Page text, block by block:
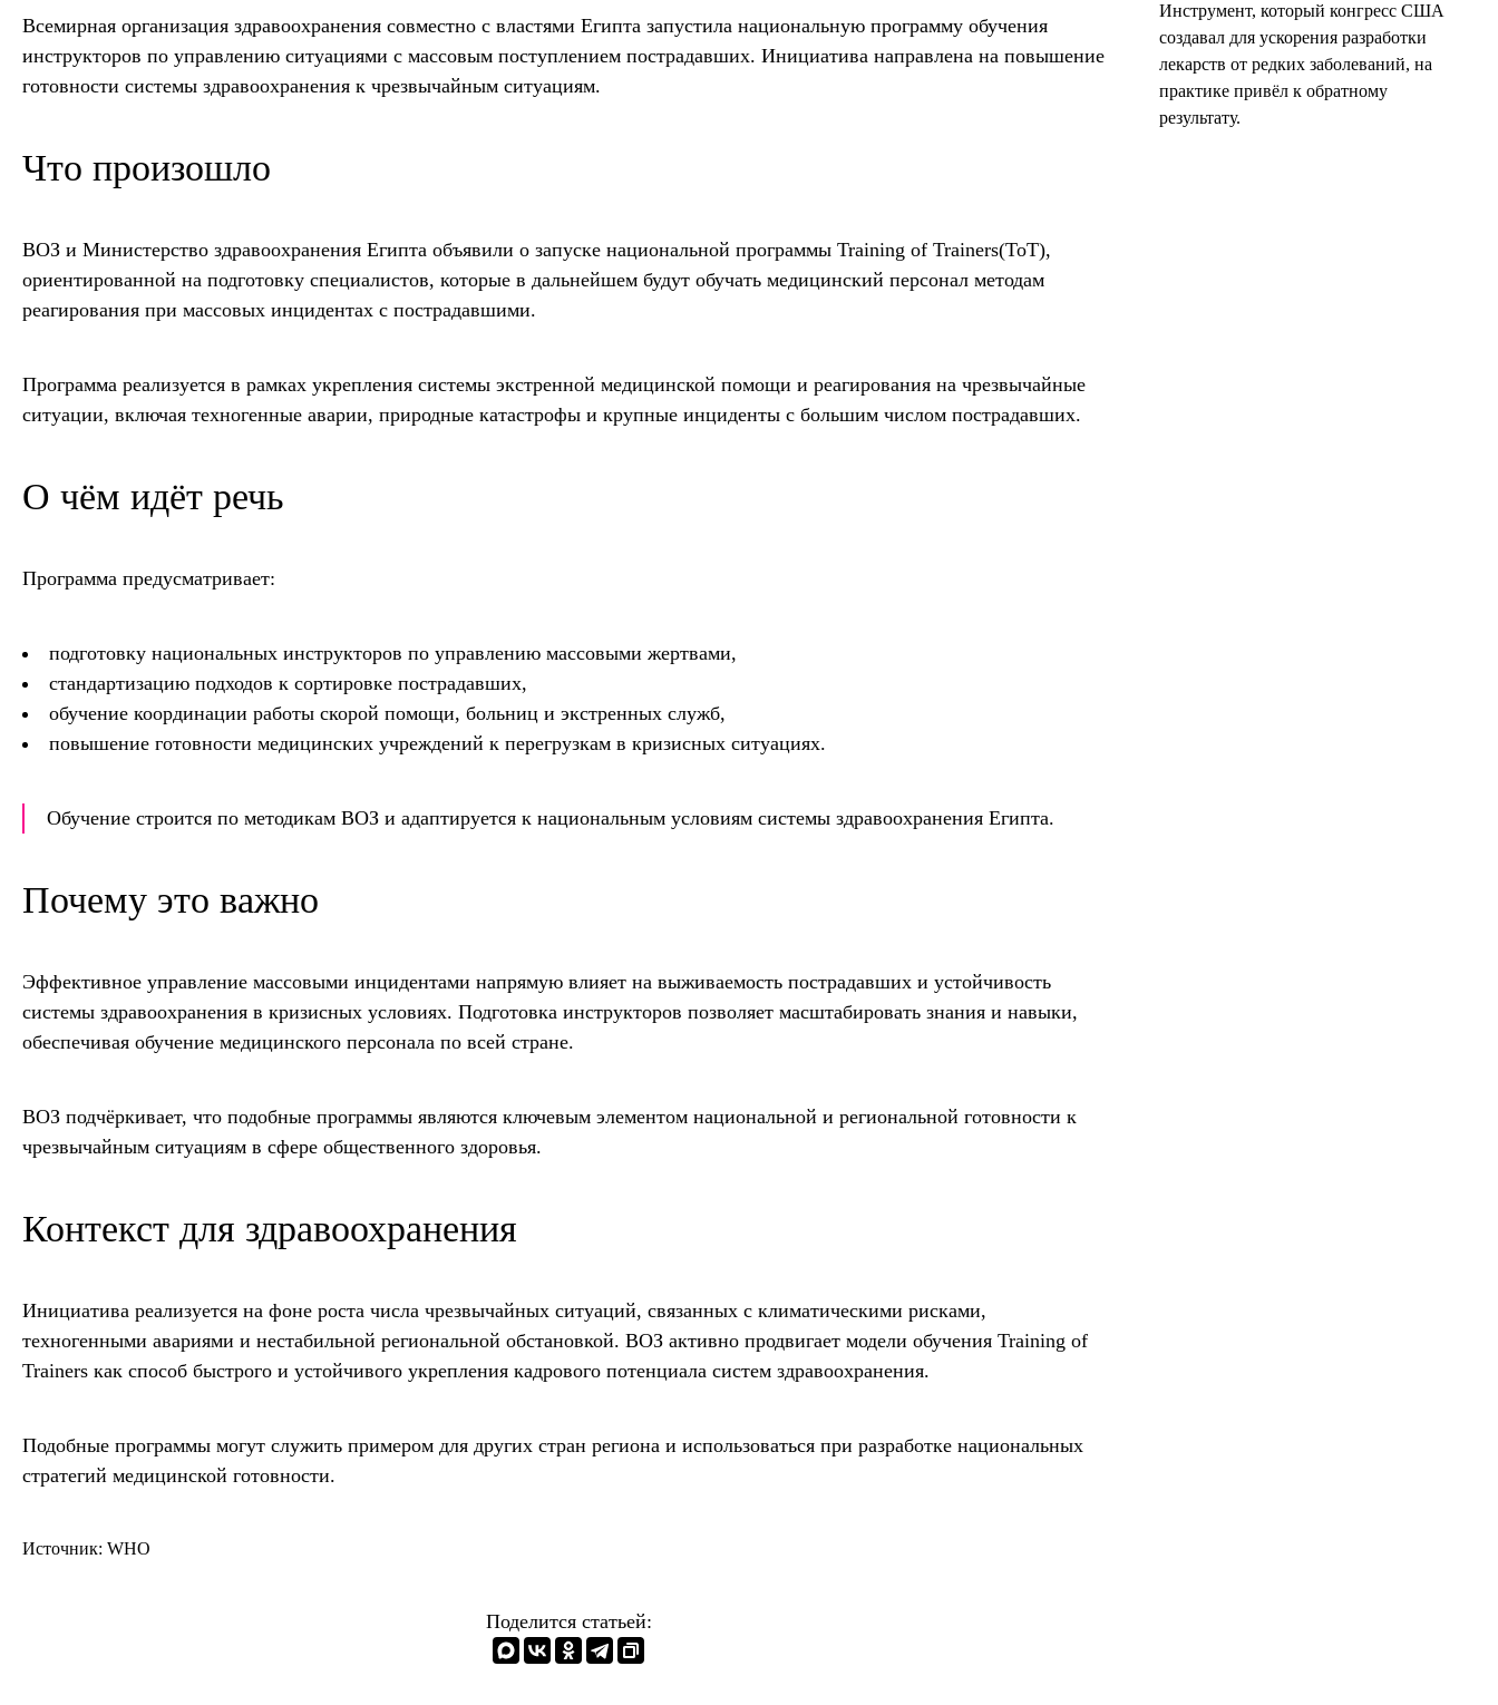
Всемирная организация здравоохранения совместно с властями Египта запустила национальную программу обучения
инструкторов по управлению ситуациями с массовым поступлением пострадавших. Инициатива направлена на повышение
готовности системы здравоохранения к чрезвычайным ситуациям.
Что произошло
ВОЗ и Министерство здравоохранения Египта объявили о запуске национальной программы Training of Trainers(ToT),
ориентированной на подготовку специалистов, которые в дальнейшем будут обучать медицинский персонал методам
реагирования при массовых инцидентах с пострадавшими.
Программа реализуется в рамках укрепления системы экстренной медицинской помощи и реагирования на чрезвычайные
ситуации, включая техногенные аварии, природные катастрофы и крупные инциденты с большим числом пострадавших.
О чём идёт речь
Программа предусматривает:
подготовку национальных инструкторов по управлению массовыми жертвами,
стандартизацию подходов к сортировке пострадавших,
обучение координации работы скорой помощи, больниц и экстренных служб,
повышение готовности медицинских учреждений к перегрузкам в кризисных ситуациях.
Обучение строится по методикам ВОЗ и адаптируется к национальным условиям системы здравоохранения Египта.
Почему это важно
Эффективное управление массовыми инцидентами напрямую влияет на выживаемость пострадавших и устойчивость
системы здравоохранения в кризисных условиях. Подготовка инструкторов позволяет масштабировать знания и навыки,
обеспечивая обучение медицинского персонала по всей стране.
ВОЗ подчёркивает, что подобные программы являются ключевым элементом национальной и региональной готовности к
чрезвычайным ситуациям в сфере общественного здоровья.
Контекст для здравоохранения
Инициатива реализуется на фоне роста числа чрезвычайных ситуаций, связанных с климатическими рисками,
техногенными авариями и нестабильной региональной обстановкой. ВОЗ активно продвигает модели обучения Training of
Trainers как способ быстрого и устойчивого укрепления кадрового потенциала систем здравоохранения.
Подобные программы могут служить примером для других стран региона и использоваться при разработке национальных
стратегий медицинской готовности.
Источник: WHO
Поделится статьей:
Инструмент, который конгресс США
создавал для ускорения разработки
лекарств от редких заболеваний, на
практике привёл к обратному
результату.